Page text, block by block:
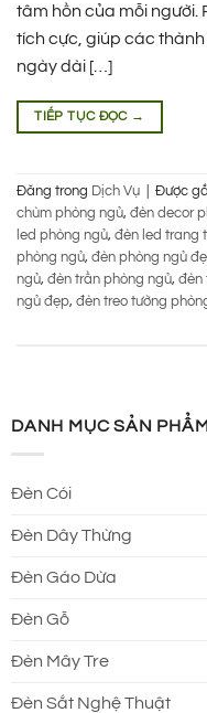
tâm hồn của mỗi người.
tích cực, giúp các thành
ngày dài […]
TIẾP TỤC ĐỌC →
Đăng trong Dịch Vụ Được
chùm phòng ngủ, đèn decor
led phòng ngủ, đèn led trang
phòng ngủ, đèn phòng ngủ
ngủ, đèn trần phòng ngủ, đèn
ngủ đẹp, đèn treo tường
DANH MỤC SẢN PHẨM
Đèn Cói
Đèn Dây Thừng
Đèn Gáo Dừa
Đèn Gỗ
Đèn Mây Tre
Đèn Sắt Nghệ Thuật